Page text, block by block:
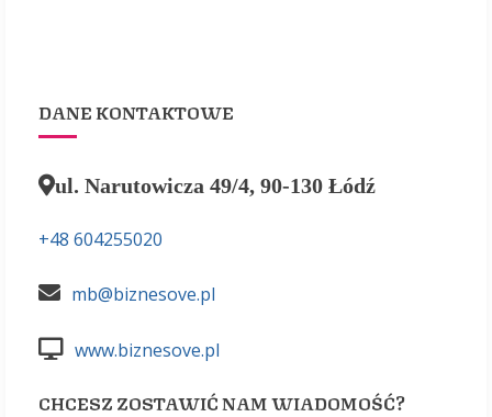
DANE KONTAKTOWE
ul. Narutowicza 49/4, 90-130 Łódź
+48 604255020
mb@biznesove.pl
www.biznesove.pl
CHCESZ ZOSTAWIĆ NAM WIADOMOŚĆ?